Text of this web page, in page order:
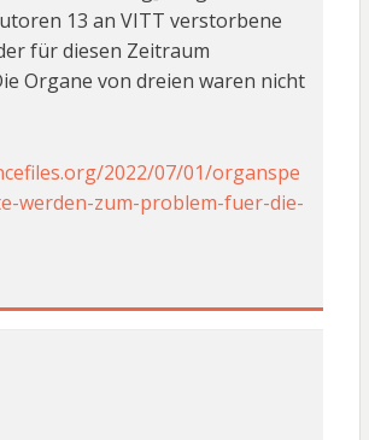
13 an VITT verstorbene
für diesen Zeitraum
Organe von dreien waren nicht
2022/07/01/organspe
werden-zum-problem-fuer-die-